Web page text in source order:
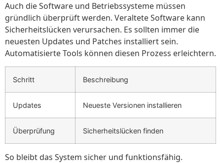
Auch die Software und Betriebssysteme müssen
gründlich überprüft werden. Veraltete Software kann
Sicherheitslücken verursachen. Es sollten immer die
neuesten Updates und Patches installiert sein.
Automatisierte Tools können diesen Prozess erleichtern.
Schritt Beschreibung
Updates Neueste Versionen installieren
Überprüfung Sicherheitslücken finden
So bleibt das System sicher und funktionsfähig.